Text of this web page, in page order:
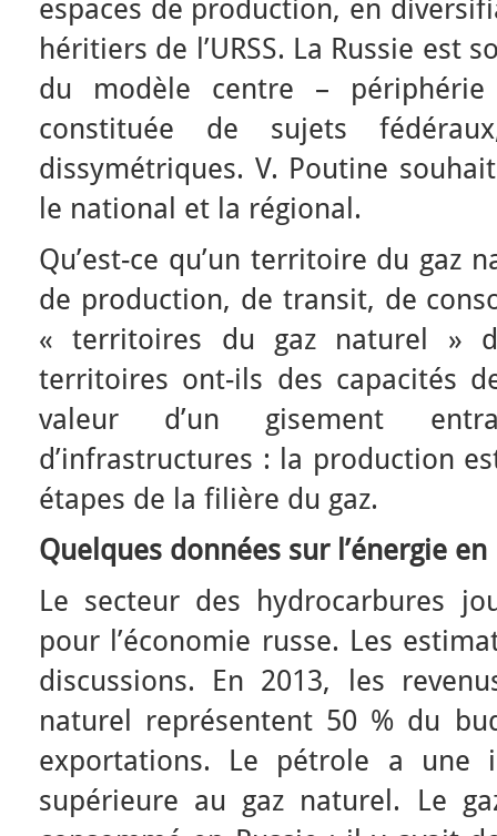
espaces de production, en
héritiers de l’URSS. La Russie est
du modèle centre –
constituée de sujets
dissymétriques. V. Poutine
le national et la régional.
Qu’est-ce qu’un territoire du gaz
de production, de transit, de
« territoires du gaz naturel »
territoires ont-ils des capacités
valeur d’un gisement
d’infrastructures : la production
étapes de la filière du gaz.
Quelques données sur l’énergie en
Le secteur des hydrocarbures
pour l’économie russe. Les
discussions. En 2013, les
naturel représentent 50 % du
exportations. Le pétrole a une
supérieure au gaz naturel. Le